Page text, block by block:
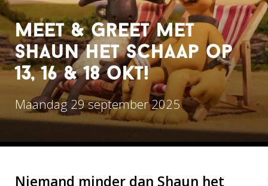
meet & greet met
shaun het schaap op
13, 16 & 18 okt!
Maandag 29 september 2025
Niemand minder dan Shaun het